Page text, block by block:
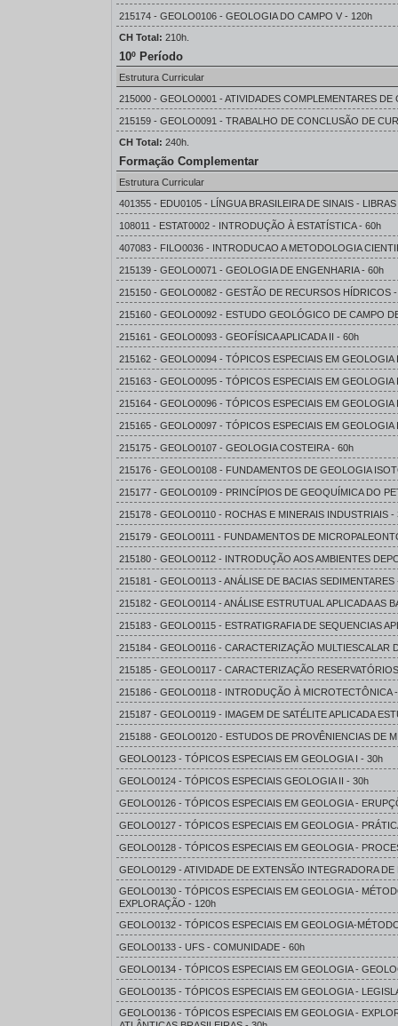
215174 - GEOLO0106 - GEOLOGIA DO CAMPO V - 120h
CH Total: 210h.
10º Período
Estrutura Curricular
215000 - GEOLO0001 - ATIVIDADES COMPLEMENTARES DE
215159 - GEOLO0091 - TRABALHO DE CONCLUSÃO DE
CH Total: 240h.
Formação Complementar
Estrutura Curricular
401355 - EDU0105 - LÍNGUA BRASILEIRA DE SINAIS -
108011 - ESTAT0002 - INTRODUÇÃO À ESTATÍSTICA - 60h
407083 - FILO0036 - INTRODUCAO A METODOLOGIA
215139 - GEOLO0071 - GEOLOGIA DE ENGENHARIA - 60h
215150 - GEOLO0082 - GESTÃO DE RECURSOS HÍDRICOS
215160 - GEOLO0092 - ESTUDO GEOLÓGICO DE CAMPO
215161 - GEOLO0093 - GEOFÍSICA APLICADA II - 60h
215162 - GEOLO0094 - TÓPICOS ESPECIAIS EM GEOLOGIA
215163 - GEOLO0095 - TÓPICOS ESPECIAIS EM GEOLOGIA
215164 - GEOLO0096 - TÓPICOS ESPECIAIS EM GEOLOGIA
215165 - GEOLO0097 - TÓPICOS ESPECIAIS EM GEOLOGIA
215175 - GEOLO0107 - GEOLOGIA COSTEIRA - 60h
215176 - GEOLO0108 - FUNDAMENTOS DE GEOLOGIA
215177 - GEOLO0109 - PRINCÍPIOS DE GEOQUÍMICA DO
215178 - GEOLO0110 - ROCHAS E MINERAIS INDUSTRIAIS -
215179 - GEOLO0111 - FUNDAMENTOS DE
215180 - GEOLO0112 - INTRODUÇÃO AOS AMBIENTES
215181 - GEOLO0113 - ANÁLISE DE BACIAS SEDIMENTARES
215182 - GEOLO0114 - ANÁLISE ESTRUTUAL APLICADA AS
215183 - GEOLO0115 - ESTRATIGRAFIA DE SEQUENCIAS
215184 - GEOLO0116 - CARACTERIZAÇÃO MULTIESCALAR
215185 - GEOLO0117 - CARACTERIZAÇÃO
215186 - GEOLO0118 - INTRODUÇÃO À MICROTECTÔNICA
215187 - GEOLO0119 - IMAGEM DE SATÉLITE APLICADA
215188 - GEOLO0120 - ESTUDOS DE PROVÊNIENCIAS DE
GEOLO0123 - TÓPICOS ESPECIAIS EM GEOLOGIA I - 30h
GEOLO0124 - TÓPICOS ESPECIAIS GEOLOGIA II - 30h
GEOLO0126 - TÓPICOS ESPECIAIS EM GEOLOGIA -
GEOLO0127 - TÓPICOS ESPECIAIS EM GEOLOGIA -
GEOLO0128 - TÓPICOS ESPECIAIS EM GEOLOGIA -
GEOLO0129 - ATIVIDADE DE EXTENSÃO INTEGRADORA
GEOLO0130 - TÓPICOS ESPECIAIS EM GEOLOGIA -
EXPLORAÇÃO - 120h
GEOLO0132 - TÓPICOS ESPECIAIS EM GEOLOGIA-
GEOLO0133 - UFS - COMUNIDADE - 60h
GEOLO0134 - TÓPICOS ESPECIAIS EM GEOLOGIA -
GEOLO0135 - TÓPICOS ESPECIAIS EM GEOLOGIA -
GEOLO0136 - TÓPICOS ESPECIAIS EM GEOLOGIA -